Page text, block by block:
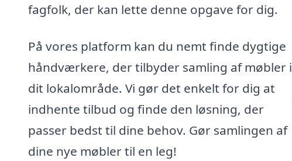
fagfolk, der kan lette denne opgave for dig.
På vores platform kan du nemt finde dygtige
håndværkere, der tilbyder samling af møbler i
dit lokalområde. Vi gør det enkelt for dig at
indhente tilbud og finde den løsning, der
passer bedst til dine behov. Gør samlingen af
dine nye møbler til en leg!